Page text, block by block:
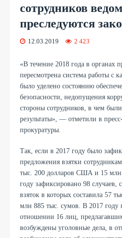
сотрудников
преследуются
12.03.2019 2 423
«В течение 2018 года в органах
пересмотрена система работы с
было уделено состоянию
безопасности, недопущения
стороны сотрудников, в чем
результаты», — отметили в
прокуратуры.
Так, если в 2017 году было
предложения взятки
тыс. 200 долларов США и 15
году зафиксировано 98
взяток в которых составила 57
млн 885 тыс. сумов. В 2017 году
отношении 16 лиц,
возбуждены уголовные дела, в